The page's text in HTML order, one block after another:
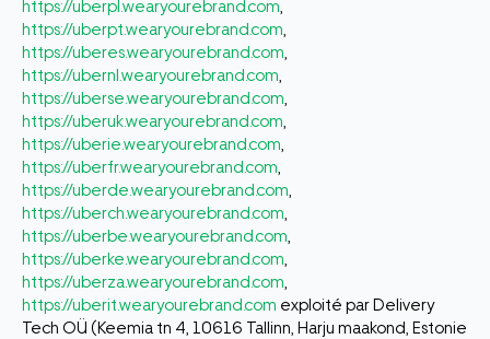
https://uberpl.wearyourebrand.com,
https://uberpt.wearyourebrand.com,
https://uberes.wearyourebrand.com,
https://ubernl.wearyourebrand.com,
https://uberse.wearyourebrand.com,
https://uberuk.wearyourebrand.com,
https://uberie.wearyourebrand.com,
https://uberfr.wearyourebrand.com,
https://uberde.wearyourebrand.com,
https://uberch.wearyourebrand.com,
https://uberbe.wearyourebrand.com,
https://uberke.wearyourebrand.com,
https://uberza.wearyourebrand.com,
https://uberit.wearyourebrand.com exploité par Delivery
Tech OÜ (Keemia tn 4, 10616 Tallinn, Harju maakond, Estonie